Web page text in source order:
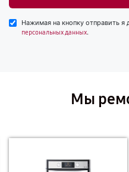
Нажимая на кнопку отправить я
персональных данных.
Мы